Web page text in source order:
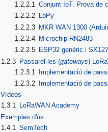
1.2.2.1 Conjunt IoT. Prova de
1.2.2.2
LoPy
1.2.2.3
MKR WAN 1300
1.2.2.4
Microchip RN2483
1.2.2.5
ESP32 genèric i
1.2.3 Passarel·les (gateways)
1.2.3.1
Implementació de
1.2.3.2
Implementació de
Vídeos
1.3.1 LoRaWAN Academy
Exemples d'ús
1.4.1
SemTech